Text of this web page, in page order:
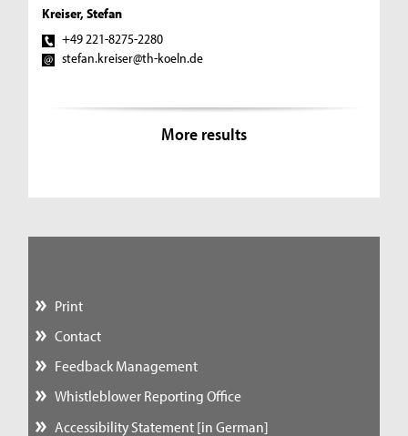
Kreiser, Stefan
+49 221-8275-2280
stefan.kreiser@th-koeln.de
More results
Print
Contact
Feedback Management
Whistleblower Reporting Office
Accessibility Statement [in German]